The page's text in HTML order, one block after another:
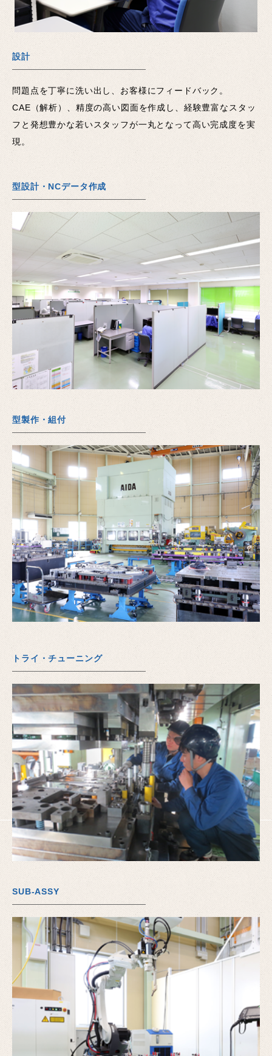
設計
問題点を丁寧に洗い出し、お客様にフィードバック。
CAE（解析）、精度の高い図面を作成し、経験豊富なスタッ
フと発想豊かな若いスタッフが一丸となって高い完成度を実
現。
型設計・NCデータ作成
型製作・組付
トライ・チューニング
SUB-ASSY